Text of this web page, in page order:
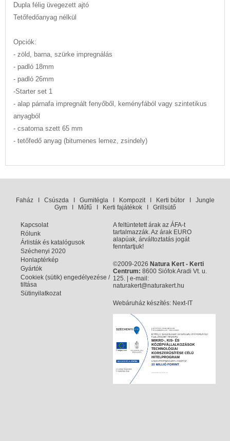
Dupla félig üvegezett ajtó
Tetőfedőanyag nélkül
Opciók:
- zöld, barna, szürke impregnálás
- padló 18mm
- padló 26mm
-Starter set 1
- alap párnafa impregnált fenyőből, keményfából vagy szintetikus
anyagból
- csatorna szett 65 mm
- tetőfedő anyag (bitumenes lemez, zsindely)
FaházI CsúszdaI GumitéglaI KompozitI Kerti bútorI Jungle
GymI Műfű Kerti fajátékokI Grillsütő
Kapcsolat
Rólunk
Árlisták és katalógusok
Széchenyi 2020
Honlaptérkép
Gyártók
Cookiek (sütik) engedélyezése /
tiltása
Sütinyilatkozat
A feltüntetett árak az ÁFA-t
tartalmazzák. Az árak EURO
alapúak, árváltoztatás jogát
fenntartjuk!
©2009-2026 Natura Kert - Kerti
Centrum: 8600 Siófok Aradi Vt. u.
125. | e-mail:
naturakert@naturakert.hu
Webáruház készítés: Next-IT